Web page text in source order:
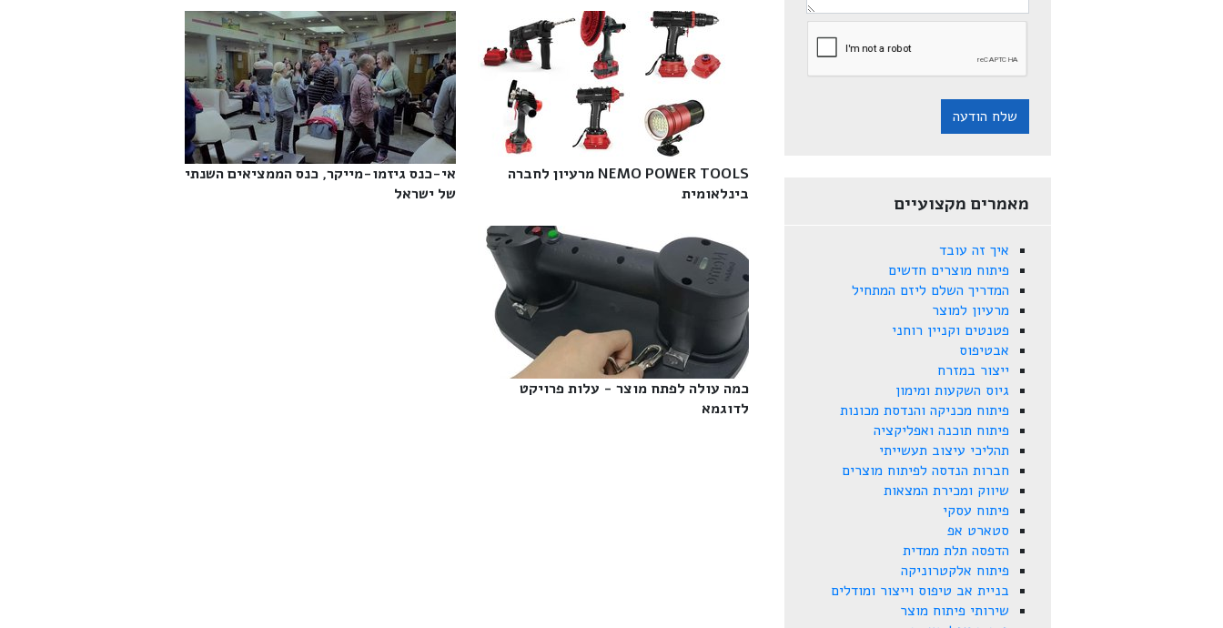
NEMO POWER TOOLS מרעיון לחברה
בינלאומית‎
אי-כנס גיזמו-מייקר, כנס הממציאים השנתי
של ישראל‎
כמה עולה לפתח מוצר - עלות פרויקט
לדוגמא‎
שלח הודעה
מאמרים מקצועיים
איך זה עובד
פיתוח מוצרים חדשים
המדריך השלם ליזם המתחיל
מרעיון למוצר
פטנטים וקניין רוחני
אבטיפוס
ייצור במזרח
גיוס השקעות ומימון
פיתוח מכניקה והנדסת מכונות
פיתוח תוכנה ואפליקציה
תהליכי עיצוב תעשייתי
חברות הנדסה לפיתוח מוצרים
שיווק ומכירת המצאות
פיתוח עסקי
סטארט אפ
הדפסה תלת ממדית
פיתוח אלקטרוניקה
בניית אב טיפוס וייצור ומודלים
שירותי פיתוח מוצר